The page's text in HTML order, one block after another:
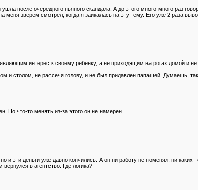
после очередного пьяного скандала. А до этого много-много раз
зверем смотрел, когда я заикалась на эту тему. Его уже 2 раза
интерес к своему ребенку, а не приходящим на рогах домой и
и столом, не рассечя голову, и не был придавлен папашей. Думаешь,
Но что-то менять из-за этого он не намерен.
эти деньги уже давно кончились. А он ни работу не поменял, ни
в агентство. Где логика?